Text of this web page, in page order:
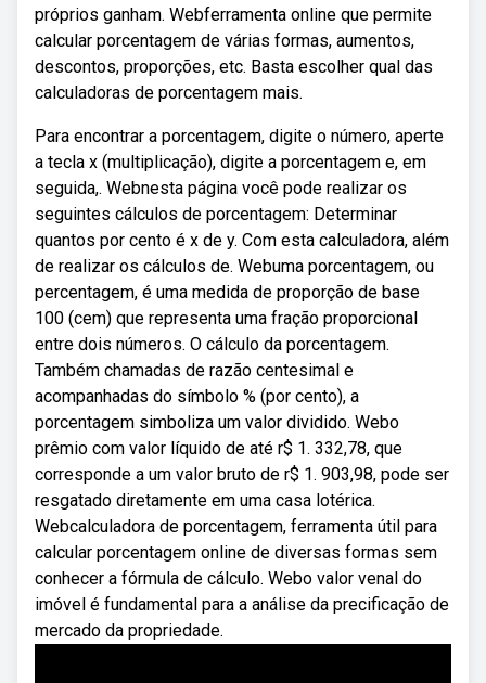
próprios ganham. Webferramenta online que permite
calcular porcentagem de várias formas, aumentos,
descontos, proporções, etc. Basta escolher qual das
calculadoras de porcentagem mais.
Para encontrar a porcentagem, digite o número, aperte
a tecla x (multiplicação), digite a porcentagem e, em
seguida,. Webnesta página você pode realizar os
seguintes cálculos de porcentagem: Determinar
quantos por cento é x de y. Com esta calculadora, além
de realizar os cálculos de. Webuma porcentagem, ou
percentagem, é uma medida de proporção de base
100 (cem) que representa uma fração proporcional
entre dois números. O cálculo da porcentagem.
Também chamadas de razão centesimal e
acompanhadas do símbolo % (por cento), a
porcentagem simboliza um valor dividido. Webo
prêmio com valor líquido de até r$ 1. 332,78, que
corresponde a um valor bruto de r$ 1. 903,98, pode ser
resgatado diretamente em uma casa lotérica.
Webcalculadora de porcentagem, ferramenta útil para
calcular porcentagem online de diversas formas sem
conhecer a fórmula de cálculo. Webo valor venal do
imóvel é fundamental para a análise da precificação de
mercado da propriedade.